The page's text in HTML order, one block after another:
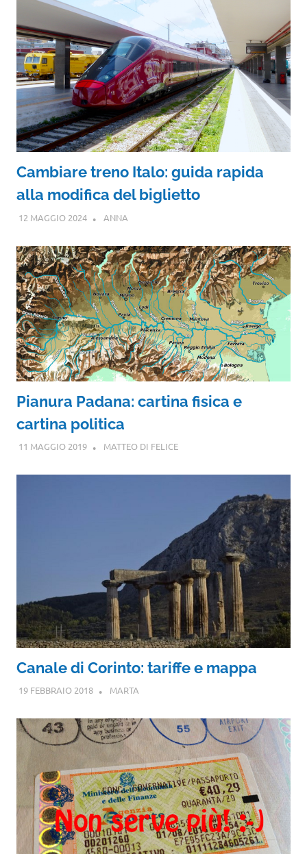
Cambiare treno Italo: guida rapida
alla modifica del biglietto
12 MAGGIO 2024 ANNA
Pianura Padana: cartina fisica e
cartina politica
11 MAGGIO 2019 MATTEO DI FELICE
Canale di Corinto: tariffe e mappa
19 FEBBRAIO 2018 MARTA